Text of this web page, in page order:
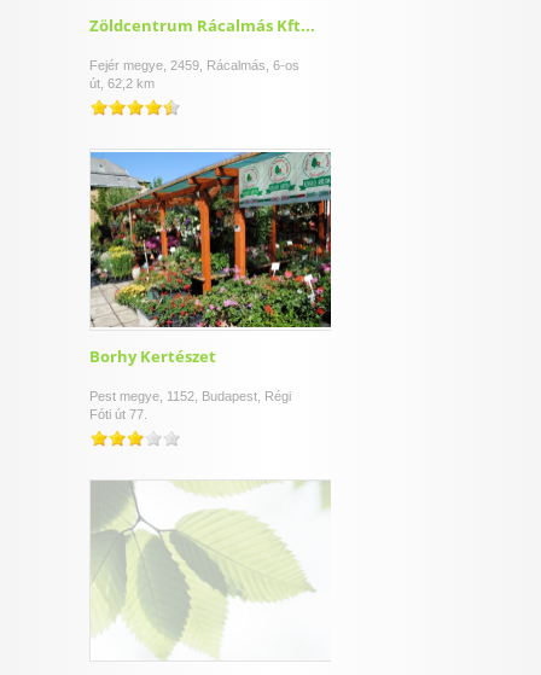
Zöldcentrum Rácalmás Kft...
Fejér megye, 2459, Rácalmás, 6-os
út, 62,2 km
Borhy Kertészet
Pest megye, 1152, Budapest, Régi
Fóti út 77.